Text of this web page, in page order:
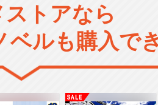
トアなら
ベルも購入で